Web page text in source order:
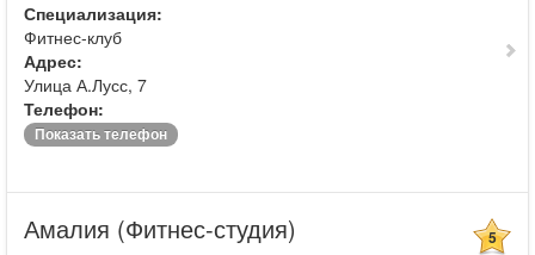
Специализация:
Фитнес-клуб
Адрес:
Улица А.Лусс, 7
Телефон:
Показать телефон
Амалия (Фитнес-студия) 5